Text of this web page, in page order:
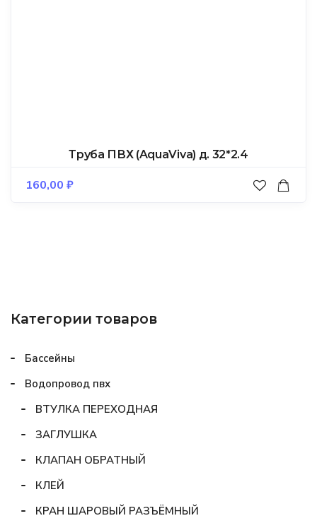
Труба ПВХ (AquaViva) д. 32*2.4
160,00 ₽
Категории товаров
Бассейны
Водопровод пвх
ВТУЛКА ПЕРЕХОДНАЯ
ЗАГЛУШКА
КЛАПАН ОБРАТНЫЙ
КЛЕЙ
КРАН ШАРОВЫЙ РАЗЪЁМНЫЙ